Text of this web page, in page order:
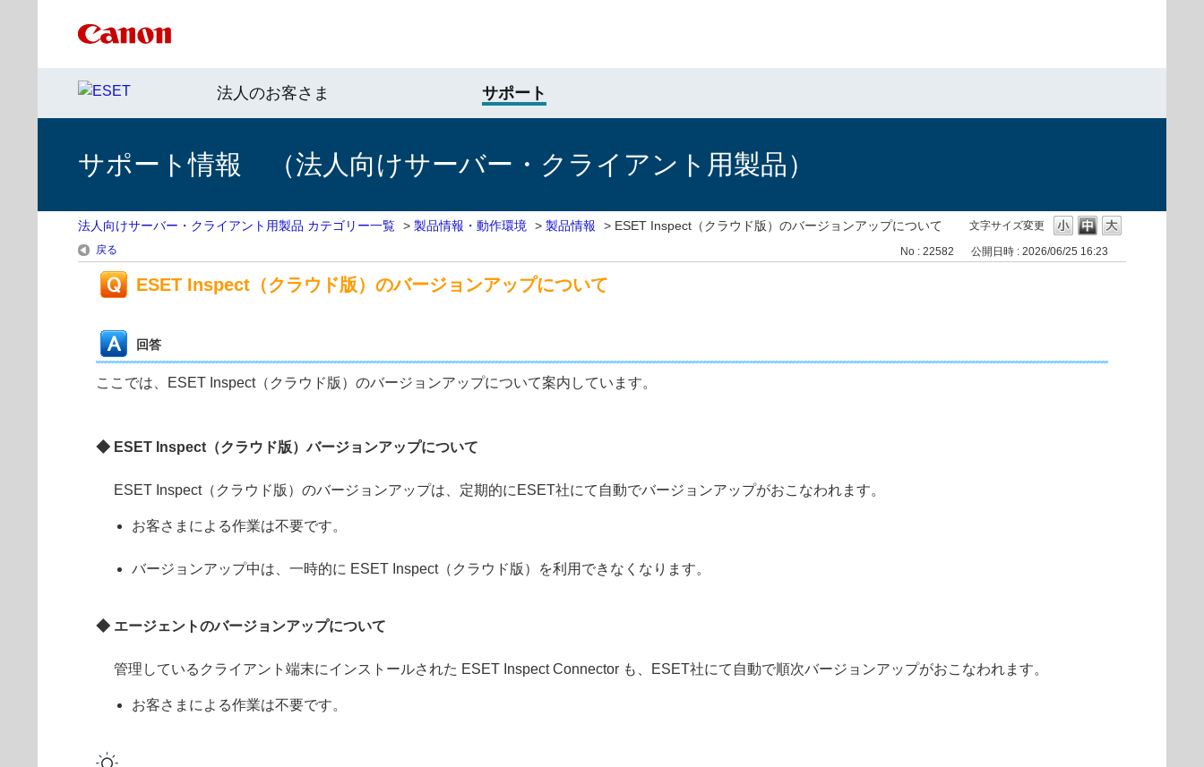
法人のお客さま サポート
サポート情報 （法人向けサーバー・クライアント用製品）
文字サイズ変更
法人向けサーバー・クライアント用製品 カテゴリー一覧 > 製品情報・動作環境 > 製品情報 > ESET Inspect（クラウド版）のバージョンアップについて
戻る No : 22582 公開日時 : 2026/06/25 16:23
ESET Inspect（クラウド版）のバージョンアップについて
回答
ここでは、ESET Inspect（クラウド版）のバージョンアップについて案内しています。
◆ ESET Inspect（クラウド版）バージョンアップについて
ESET Inspect（クラウド版）のバージョンアップは、定期的にESET社にて自動でバージョンアップがおこなわれます。
お客さまによる作業は不要です。
バージョンアップ中は、一時的に ESET Inspect（クラウド版）を利用できなくなります。
◆ エージェントのバージョンアップについて
管理しているクライアント端末にインストールされた ESET Inspect Connector も、ESET社にて自動で順次バージョンアップがおこなわれます。
お客さまによる作業は不要です。